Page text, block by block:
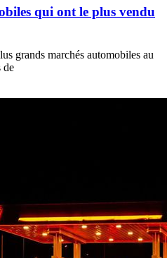
qui ont le plus vendu
grands marchés automobiles au
de